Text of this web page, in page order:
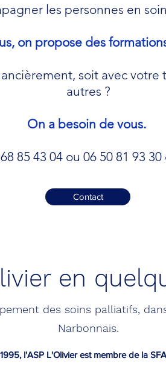
les personnes en
on propose des
soit avec
autres ?
On a besoin de vous.
85 43 04 ou 06 50 81 93 30
Contact
en
des soins palliatifs,
Narbonnais.
l'ASP L'Olivier est membre de la